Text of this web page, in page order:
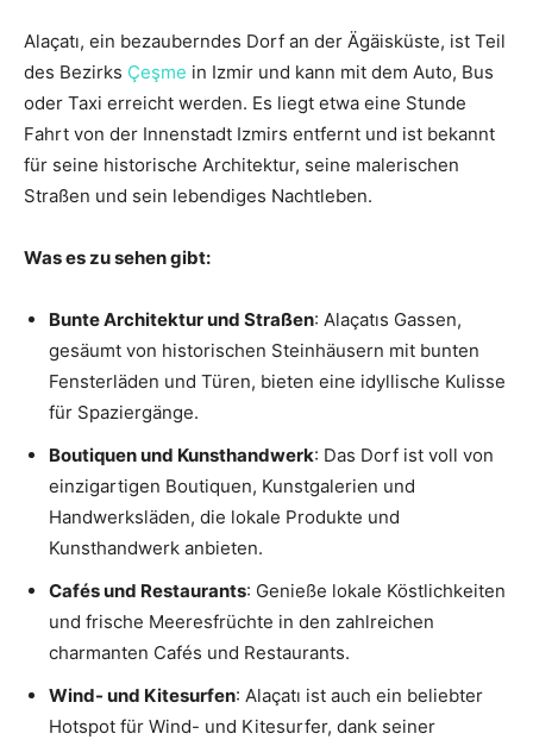
Alaçatı, ein bezauberndes Dorf an der Ägäisküste, ist Teil
des Bezirks Çeşme in Izmir und kann mit dem Auto, Bus
oder Taxi erreicht werden. Es liegt etwa eine Stunde
Fahrt von der Innenstadt Izmirs entfernt und ist bekannt
für seine historische Architektur, seine malerischen
Straßen und sein lebendiges Nachtleben.
Was es zu sehen gibt:
Bunte Architektur und Straßen: Alaçatıs Gassen,
gesäumt von historischen Steinhäusern mit bunten
Fensterläden und Türen, bieten eine idyllische Kulisse
für Spaziergänge.
Boutiquen und Kunsthandwerk: Das Dorf ist voll von
einzigartigen Boutiquen, Kunstgalerien und
Handwerksläden, die lokale Produkte und
Kunsthandwerk anbieten.
Cafés und Restaurants: Genieße lokale Köstlichkeiten
und frische Meeresfrüchte in den zahlreichen
charmanten Cafés und Restaurants.
Wind- und Kitesurfen: Alaçatı ist auch ein beliebter
Hotspot für Wind- und Kitesurfer, dank seiner